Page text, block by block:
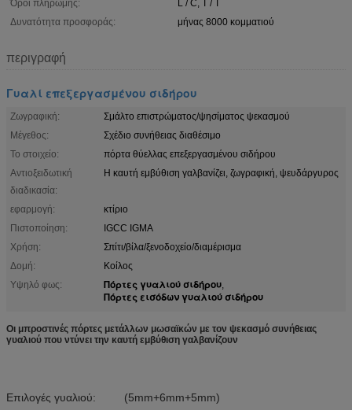
Όροι πληρωμής:
L / C, T / T
Δυνατότητα προσφοράς:
μήνας 8000 κομματιού
περιγραφή
Γυαλί επεξεργασμένου σιδήρου
Ζωγραφική:
Σμάλτο επιστρώματος/ψησίματος ψεκασμού
Μέγεθος:
Σχέδιο συνήθειας διαθέσιμο
Το στοιχείο:
πόρτα θύελλας επεξεργασμένου σιδήρου
Αντιοξειδωτική
διαδικασία:
Η καυτή εμβύθιση γαλβανίζει, ζωγραφική, ψευδάργυρος
εφαρμογή:
κτίριο
Πιστοποίηση:
IGCC IGMA
Χρήση:
Σπίτι/βίλα/ξενοδοχείο/διαμέρισμα
Δομή:
Κοίλος
Υψηλό φως:
Πόρτες γυαλιού σιδήρου,
Πόρτες εισόδων γυαλιού σιδήρου
Οι μπροστινές πόρτες μετάλλων μωσαϊκών με τον ψεκασμό συνήθειας
γυαλιού που ντύνει την καυτή εμβύθιση γαλβανίζουν
Επιλογές γυαλιού: (5mm+6mm+5mm)